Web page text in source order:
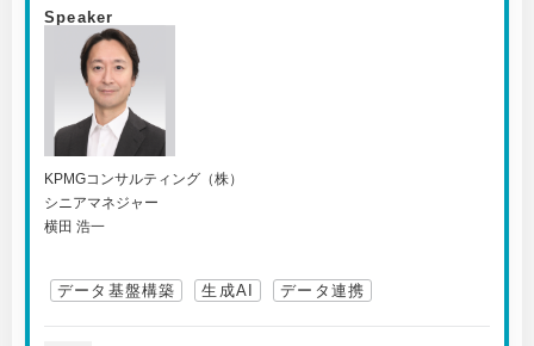
Speaker
KPMGコンサルティング（株）
シニアマネジャー
横田 浩一
データ基盤構築 生成AI データ連携